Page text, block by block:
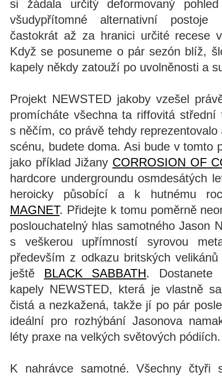
si žádala určitý deformovaný
všudypřítomné alternativní postoje
častokrát až za hranici určité recese
Když se posuneme o pár sezón blíž,
kapely někdy zatouží po uvolněnosti a
Projekt NEWSTED jakoby vzešel
promícháte všechna ta riffovitá střední
s něčím, co právě tehdy
scénu, budete doma. Asi bude v tomto
jako příkladJižany CORROSION OF
hardcore undergroundu osmdesátých
heroicky působící a k hutnému
MAGNET. Přidejte k tomu poměrně
poslouchatelný hlas samotného Jason
s veškerou upřímností syrovou
především z odkazu britských
ještě BLACK SABBATH. Dostanete
kapely NEWSTED, která je vlastně
čistá a nezkažená, takže jí po pár
ideální pro rozhýbáníJasonova
léty praxe na velkých světových pódiích.
K nahrávce samotné. Všechny čtyři